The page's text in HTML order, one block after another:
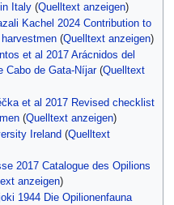
Italy (Quelltext anzeigen)
Kachel 2024 Contribution to
(Quelltext anzeigen)
et al 2017 Arácnidos del
Cabo de Gata-Níjar(Quelltext
et al 2017 Revised checklist
(Quelltext anzeigen)
Ireland (Quelltext
2017 Catalogue des Opilions
anzeigen)
1944 Die Opilionenfauna